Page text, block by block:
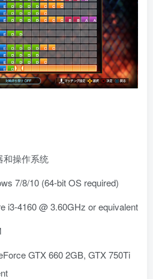
和操作系统
7/8/10 (64-bit OS required)
i3-4160 @ 3.60GHz or equivalent
GTX 660 2GB, GTX 750Ti